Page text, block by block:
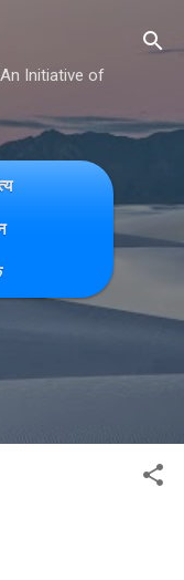
An Initiative of